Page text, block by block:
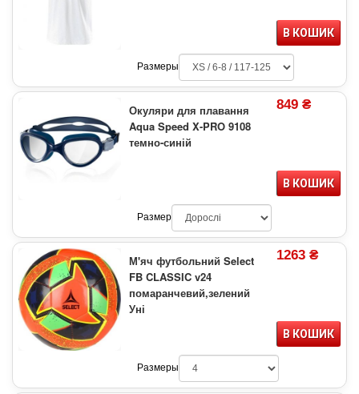
В КОШИК
Размеры
Окуляри для плавання
Aqua Speed X-PRO 9108
темно-синій
849 ₴
В КОШИК
Размер
М'яч футбольний Select
FB CLASSIC v24
помаранчевий,зелений
Уні
1263 ₴
В КОШИК
Размеры